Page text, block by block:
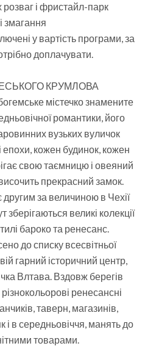
розваг і фристайл-парк
змагання
у вартість програми, за
доплачувати.
КРУМЛОВА
містечко знамените
романтики, його
вузьких вуличок
кожен будинок, кожен
свою таємницю і овеяний
прекрасний замок.
за величиною в Чехії
зберігаються великі колекції
бароко та ренесанс.
до списку всесвітньої
гарний історичний центр,
Влтава. Вздовж берегів
ренесансні
таверн, магазинів,
і в середньовіччя, манять до
товарами.